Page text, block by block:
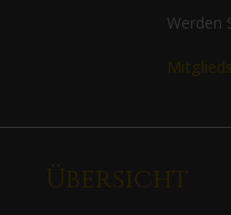
Werden
Übersicht